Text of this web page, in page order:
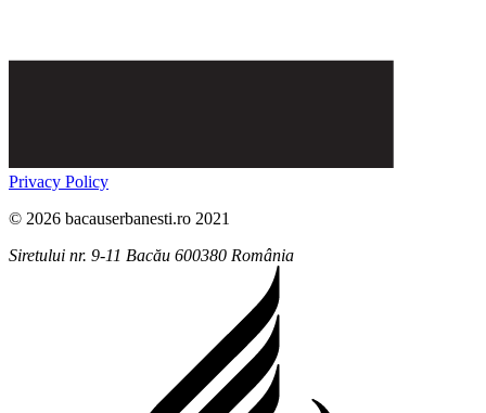
Privacy Policy
© 2026 bacauserbanesti.ro 2021
Siretului nr. 9-11 Bacău 600380 România